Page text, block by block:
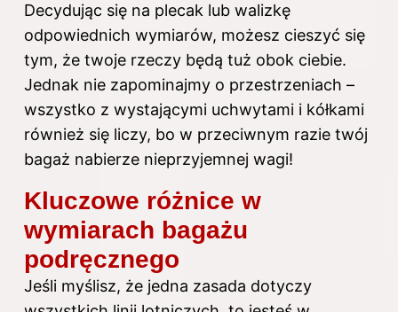
Decydując się na plecak lub walizkę
odpowiednich wymiarów, możesz cieszyć się
tym, że twoje rzeczy będą tuż obok ciebie.
Jednak nie zapominajmy o przestrzeniach –
wszystko z wystającymi uchwytami i kółkami
również się liczy, bo w przeciwnym razie twój
bagaż nabierze nieprzyjemnej wagi!
Kluczowe różnice w
wymiarach bagażu
podręcznego
Jeśli myślisz, że jedna zasada dotyczy